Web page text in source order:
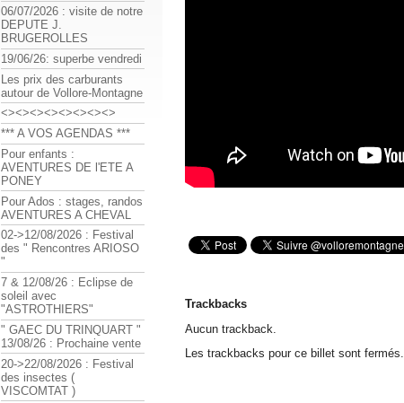
Trackbacks
Aucun trackback.
Les trackbacks pour ce billet sont fermés.
06/07/2026 : visite de notre
DEPUTE J.
BRUGEROLLES
19/06/26: superbe vendredi
Les prix des carburants
autour de Vollore-Montagne
<><><><><><><><>
*** A VOS AGENDAS ***
Pour enfants :
AVENTURES DE l'ETE A
PONEY
Pour Ados : stages, randos
AVENTURES A CHEVAL
02->12/08/2026 : Festival
des " Rencontres ARIOSO
"
7 & 12/08/26 : Eclipse de
soleil avec
"ASTROTHIERS"
" GAEC DU TRINQUART "
13/08/26 : Prochaine vente
20->22/08/2026 : Festival
des insectes (
VISCOMTAT )